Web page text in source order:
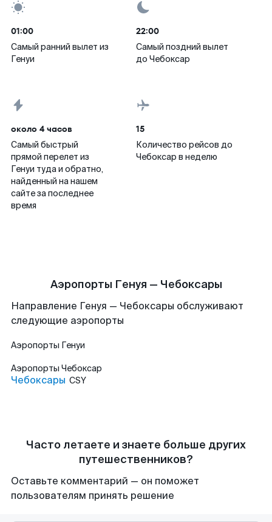
01:00
Самый ранний вылет из
Генуи
22:00
Самый поздний вылет
до Чебоксар
около 4 часов
Самый быстрый
прямой перелет из
Генуи туда и обратно,
найденный на нашем
сайте за последнее
время
15
Количество рейсов до
Чебоксар в неделю
Аэропорты Генуя — Чебоксары
Направление Генуя — Чебоксары обслуживают
следующие аэропорты
Аэропорты Генуи
Аэропорты Чебоксар
Чебоксары CSY
Часто летаете и знаете больше других
путешественников?
Оставьте комментарий — он поможет
пользователям принять решение